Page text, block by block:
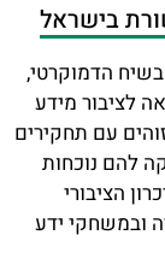
בישראל
הדמוקרטי,
לציבור מידע
עם תחקירים
להם נוכחות
הציבורי
ובמשחקי ידע